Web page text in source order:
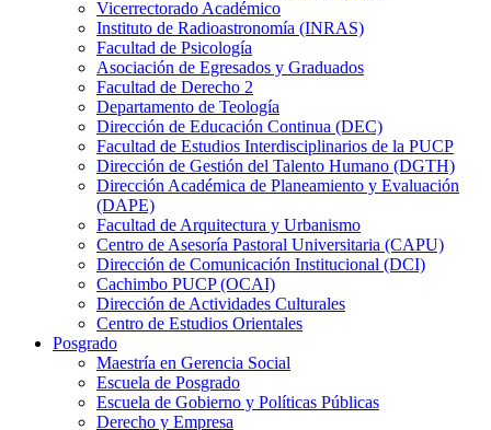
Vicerrectorado Académico
Instituto de Radioastronomía (INRAS)
Facultad de Psicología
Asociación de Egresados y Graduados
Facultad de Derecho 2
Departamento de Teología
Dirección de Educación Continua (DEC)
Facultad de Estudios Interdisciplinarios de la PUCP
Dirección de Gestión del Talento Humano (DGTH)
Dirección Académica de Planeamiento y Evaluación
(DAPE)
Facultad de Arquitectura y Urbanismo
Centro de Asesoría Pastoral Universitaria (CAPU)
Dirección de Comunicación Institucional (DCI)
Cachimbo PUCP (OCAI)
Dirección de Actividades Culturales
Centro de Estudios Orientales
Posgrado
Maestría en Gerencia Social
Escuela de Posgrado
Escuela de Gobierno y Políticas Públicas
Derecho y Empresa